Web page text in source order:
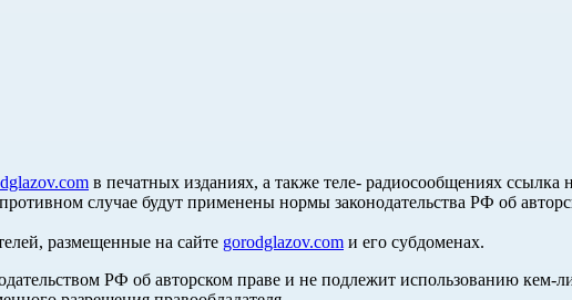
в печатных изданиях, а также теле- радиосообщениях ссылка
случае будут применены нормы законодательства РФ об
размещенные на сайте gorodglazov.com и его субдоменах.
РФ об авторском праве и не подлежит использованию